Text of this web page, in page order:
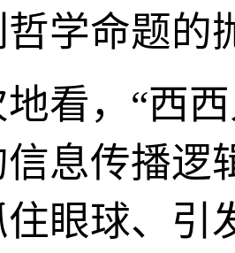
学命题的
看，“西
息传播逻
眼球、引